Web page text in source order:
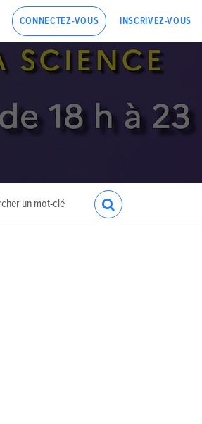
CONNECTEZ-VOUS INSCRIVEZ-VOUS